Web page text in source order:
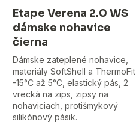
Etape Verena 2.0 WS
dámske nohavice
čierna
Dámske zateplené nohavice,
materiály SoftShell a ThermoFit,
-15°C až 5°C, elastický pás, 2
vrecká na zips, zipsy na
nohaviciach, protišmykový
silikónový pásik.